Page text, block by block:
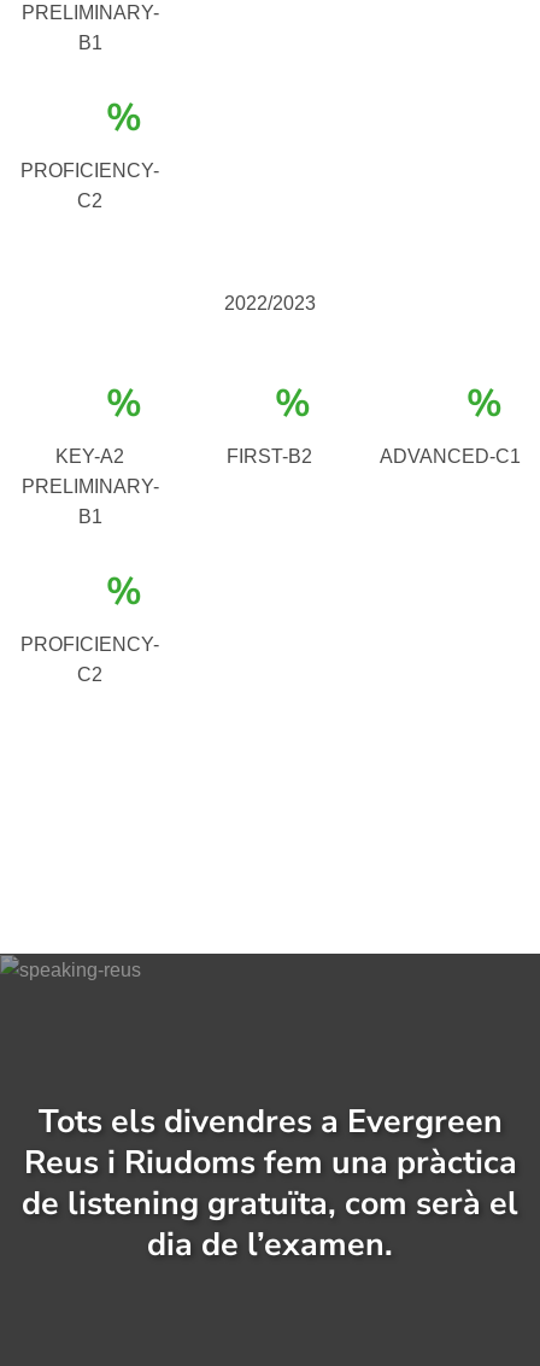
PRELIMINARY-
B1
%
PROFICIENCY-
C2
2022/2023
%
KEY-A2
PRELIMINARY-
B1
%
FIRST-B2
%
ADVANCED-C1
%
PROFICIENCY-
C2
Tots els divendres a Evergreen
Reus i Riudoms fem una pràctica
de listening gratuïta, com serà el
dia de l’examen.